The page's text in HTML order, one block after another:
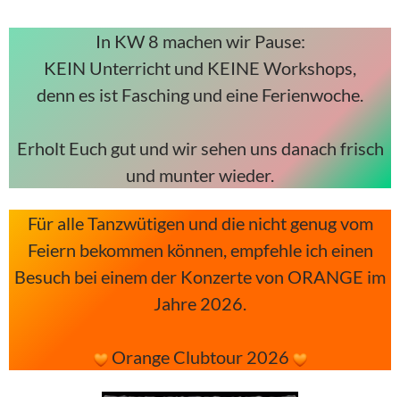
In KW 8 machen wir Pause:
KEIN Unterricht und KEINE Workshops,
denn es ist Fasching und eine Ferienwoche.
Erholt Euch gut und wir sehen uns danach frisch
und munter wieder.
Für alle Tanzwütigen und die nicht genug vom
Feiern bekommen können, empfehle ich einen
Besuch bei einem der Konzerte von ORANGE im
Jahre 2026.
Orange Clubtour 2026